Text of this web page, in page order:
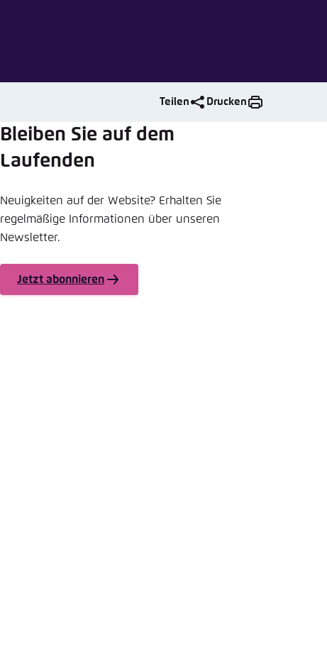
Teilen Drucken
Bleiben Sie auf dem
Laufenden
Neuigkeiten auf der Website? Erhalten Sie
regelmäßige Informationen über unseren
Newsletter.
Jetzt abonnieren